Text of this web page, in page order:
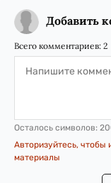
Добавить
Всего комментариев: 2
Осталось символов:
Авторизуйтесь, чтобы
материалы